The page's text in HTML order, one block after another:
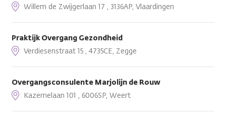
Willem de Zwijgerlaan 17 , 3136AP, Vlaardingen
Praktijk Overgang Gezondheid
Verdiesenstraat 15 , 4735CE, Zegge
Overgangsconsulente Marjolijn de Rouw
Kazernelaan 101 , 6006SP, Weert